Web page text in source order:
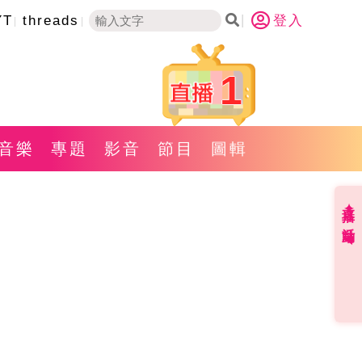
threads 登入
1
樂 專題 影音 節目 圖輯
直播✦活動